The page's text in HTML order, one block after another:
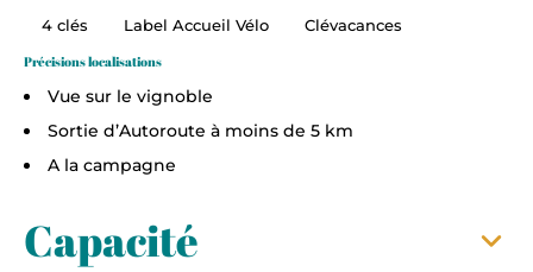
4 clés Label Accueil Vélo Clévacances
Précisions localisations
Vue sur le vignoble
Sortie d’Autoroute à moins de 5 km
A la campagne
Capacité